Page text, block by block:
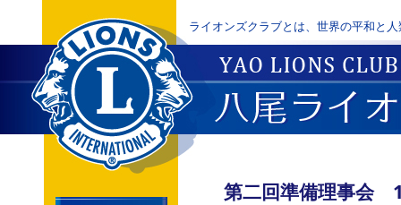
ライオンズクラブとは、世界の平和と
第二回準備理事会